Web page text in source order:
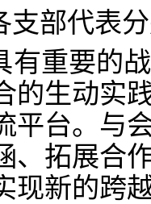
支部代表
有重要的
的生动实
平台。与
、拓展合
现新的跨